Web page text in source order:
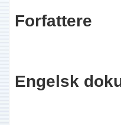
Forfattere
Engelsk